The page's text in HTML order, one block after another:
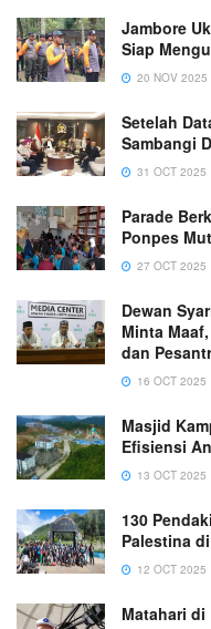
Jambore
Siap
20 NOV 2025
Setelah
Sambangi
31 OCT 2025
Parade
Ponpes
27 OCT 2025
Dewan
Minta
dan
16 OCT 2025
Masjid
Efisiensi
13 OCT 2025
130
Palestina
12 OCT 2025
Matahari